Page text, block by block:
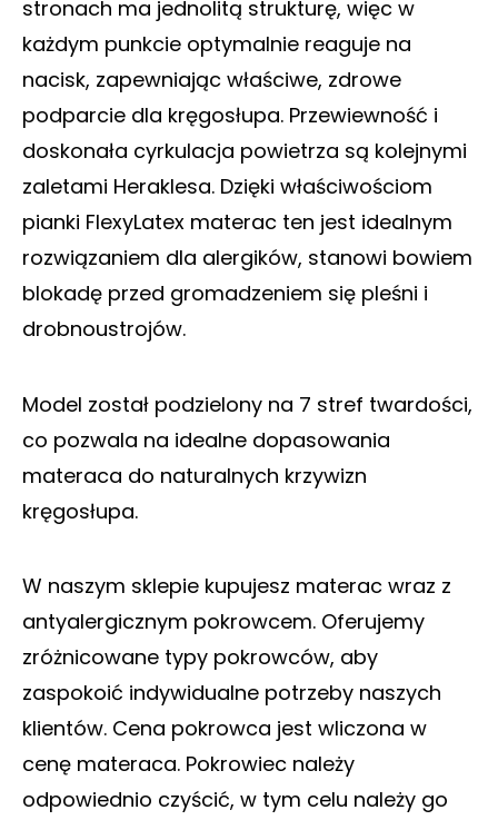
stronach ma jednolitą strukturę, więc w
każdym punkcie optymalnie reaguje na
nacisk, zapewniając właściwe, zdrowe
podparcie dla kręgosłupa. Przewiewność i
doskonała cyrkulacja powietrza są kolejnymi
zaletami Heraklesa. Dzięki właściwościom
pianki FlexyLatex materac ten jest idealnym
rozwiązaniem dla alergików, stanowi bowiem
blokadę przed gromadzeniem się pleśni i
drobnoustrojów.
Model został podzielony na 7 stref twardości,
co pozwala na idealne dopasowania
materaca do naturalnych krzywizn
kręgosłupa.
W naszym sklepie kupujesz materac wraz z
antyalergicznym pokrowcem. Oferujemy
zróżnicowane typy pokrowców, aby
zaspokoić indywidualne potrzeby naszych
klientów. Cena pokrowca jest wliczona w
cenę materaca. Pokrowiec należy
odpowiednio czyścić, w tym celu należy go